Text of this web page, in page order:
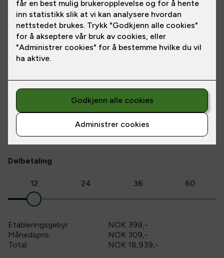
Kr 12000,- gjelder ved inngravering på stein som tidigere er
kjøpt hos oss. Pris for andre er kr 15000,- . Kontakt oss for et
ekstakt tilbud. Våre priser inkluderer inngravering av et navn
med datolinje i gull. Frakt tur/retur og vask er også inkludert.
vask er også inkludert.
Vi henter inn steinen og graverer inn nytt navn i samme
skrifttype som eksisterende. Vi kan selvfølgelig også friske opp
det som allerede er på steinen eller gravere inn en ny dekor.
Pris fraNOK 12,000 / NOK 1,109 pr. mnd.*
*Prisen gjelder betaling over 12 mnd.
Delbetaling
12 24 36 60
Etableringsgebyr: NOK 399,-
Månedspris:
NOK 309,-
Total:
NOK 18,939,-